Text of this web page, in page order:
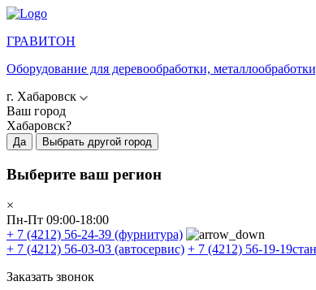
ГРАВИТОН
Оборудование для деревообработки,
г. Хабаровск
Ваш город
Хабаровск?
Да Выбрать другой город
Выберите ваш регион
×
Пн-Пт 09:00-18:00
+ 7 (4212) 56-24-39 (фурнитура)
+ 7 (4212) 56-03-03 (автосервис) + 7 (4212) 56-19-19
Заказать звонок